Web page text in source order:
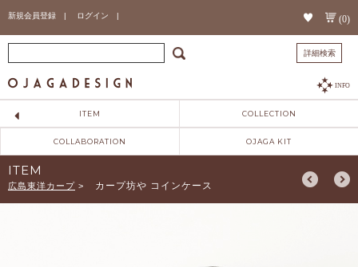
新規会員登録 | ログイン | (0)
詳細検索
INFO
ITEM COLLECTION
COLLABORATION OJAGA KIT
ITEM
広島東洋カープ > カープ坊や コインケース